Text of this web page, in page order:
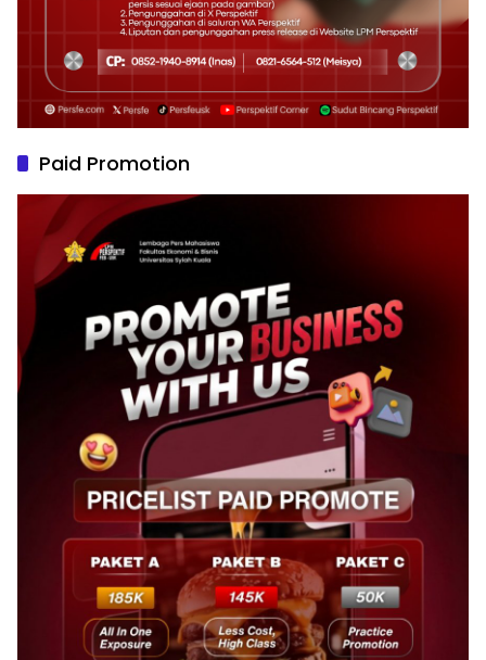
Paid Promotion